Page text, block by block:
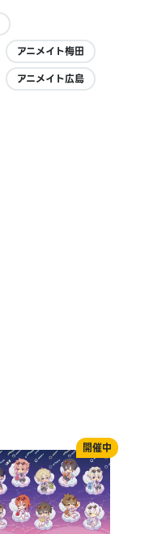
アニメイト梅田
アニメイト広島